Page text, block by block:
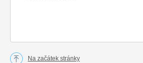
Na začátek stránky